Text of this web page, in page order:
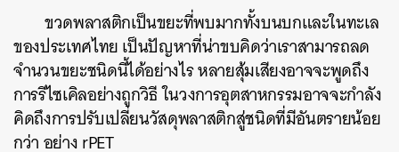
ขวดพลาสติกเป็นขยะที่พบมากทั้งบนบกและในทะเล
ของประเทศไทย เป็นปัญหาที่น่าขบคิดว่าเราสามารถลด
จำนวนขยะชนิดนี้ได้อย่างไร หลายสุ้มเสียงอาจจะพูดถึง
การรีไซเคิลอย่างถูกวิธี ในวงการอุตสาหกรรมอาจจะกำลัง
คิดถึงการปรับเปลี่ยนวัสดุพลาสติกสู่ชนิดที่มีอันตรายน้อย
กว่า อย่าง rPET